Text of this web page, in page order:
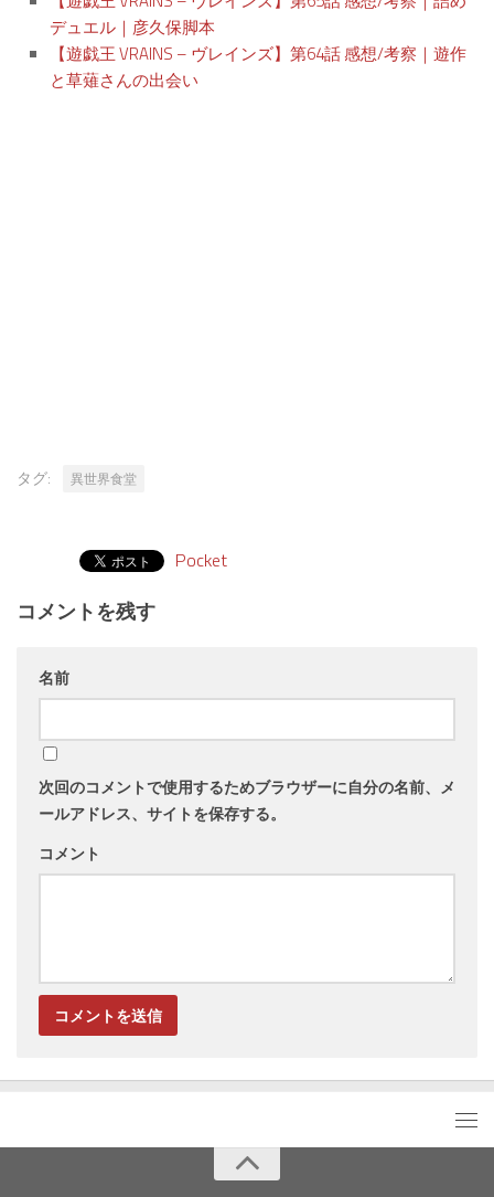
デュエル｜彦久保脚本
【遊戯王 VRAINS – ヴレインズ】第64話 感想/考察｜遊作
と草薙さんの出会い
タグ: 異世界食堂
Pocket
コメントを残す
名前
次回のコメントで使用するためブラウザーに自分の名前、メ
ールアドレス、サイトを保存する。
コメント